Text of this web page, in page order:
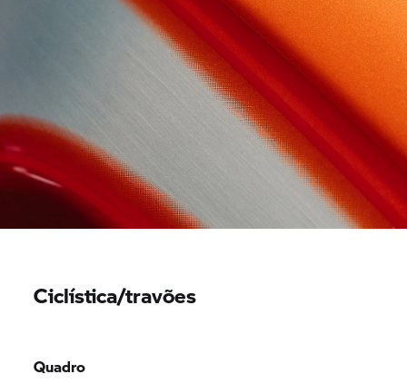
Ciclística/travões
Quadro